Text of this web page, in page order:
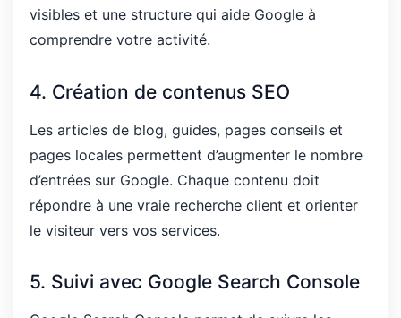
visibles et une structure qui aide Google à
comprendre votre activité.
4. Création de contenus SEO
Les articles de blog, guides, pages conseils et
pages locales permettent d’augmenter le nombre
d’entrées sur Google. Chaque contenu doit
répondre à une vraie recherche client et orienter
le visiteur vers vos services.
5. Suivi avec Google Search Console